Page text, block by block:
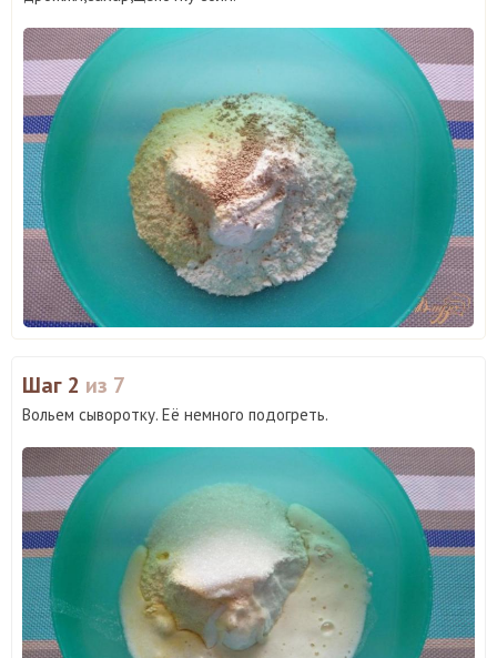
Шаг 2 из 7
Вольем сыворотку. Её немного подогреть.